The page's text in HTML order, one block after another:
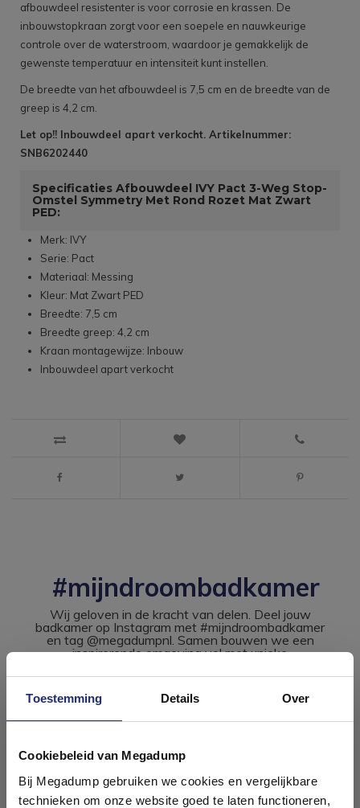
Toestemming Details Over
Cookiebeleid van Megadump
Bij Megadump gebruiken we cookies en vergelijkbare
technieken om onze website goed te laten functioneren,
afbouwdeel resistenter is voor corrosie en krassen. De
inbouwstopkraan zorgt voor een soepele en nauwkeurige
controle over de waterstroom, waardoor je gemakkelijk de
gewenste temperatuur en intensiteit kunt instellen.
De breedte van het afbouwdeel is 7,5 cm en de breedte van de
greep is 4,2 cm.
Let op!! Inbouwdeel apart verkocht. Artikelnummer:
SNB6202440
Specificaties Afbouwdeel IVY Pact 3-Weg Stop-
Omstel Symmetry Met Rond Rozet Mat Zwart
PED:
Merk: IVY
Serie: Pact
Materiaal: Messing
Kleur: Mat Zwart PED
Breedte: 7,5 cm
Breedte greep: 4,2 cm
Kraan montagewijze: Inbouw
Inbouwdeel apart verkocht
#mijndroombadkamer
Wij geloven in de kracht van delen. Deel jouw
badkamer op Instagram met #mijndroombadkamer
en tag @megadumpnl. Samen bouwen we een
inspirerende omgeving vol met unieke
badkamers in onze 1000 m²
showroom